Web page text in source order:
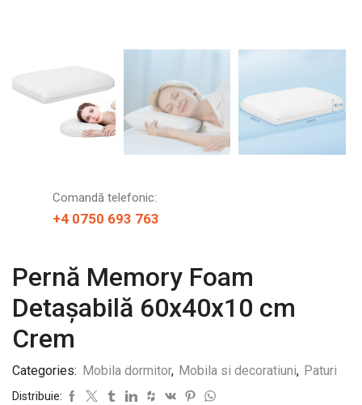
Comandă telefonic:
+4 0750 693 763
Pernă Memory Foam
Detașabilă 60x40x10 cm
Crem
Categories: Mobila dormitor, Mobila si decoratiuni, Paturi
Distribuie: